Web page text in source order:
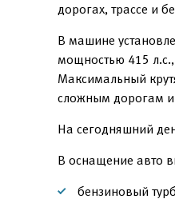
дорогах, трассе и
В машине
мощностью 415
Максимальный
сложным дорогам и
На сегодняшний
В оснащение авто
бензиновый